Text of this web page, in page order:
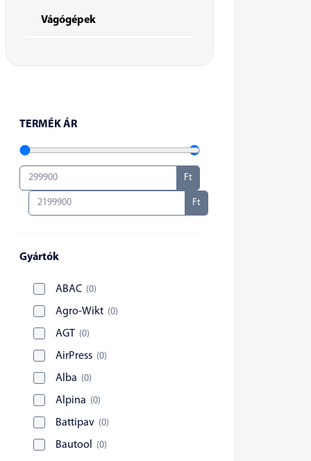
TERMÉK ÁR
Ft
Ft
Gyártók
ABAC (0)
Agro-Wikt (0)
AGT (0)
AirPress (0)
Alba (0)
Alpina (0)
Battipav (0)
Bautool (0)
Vágógépek